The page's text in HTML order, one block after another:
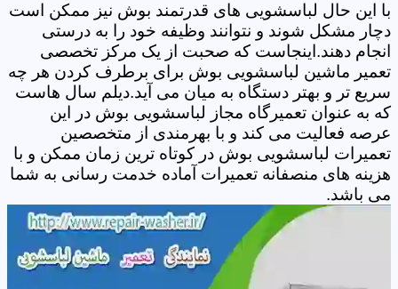
با این حال لباسشویی های قدرتمند بوش نیز ممکن است
دچار مشکل شوند و نتوانند وظیفه خود را به درستی
انجام دهند.اینجاست که صحبت از یک مرکز تخصصی
تعمیر ماشین لباسشویی بوش برای برطرف کردن هر چه
سریع تر و بهتر دستگاه به میان می آید.دیلم سال هاست
که به عنوان تعمیرگاه مجاز لباسشویی بوش در این
عرصه فعالیت می کند و با بهرمندی از متخصصین
تعمیرات لباسشویی بوش در کوتاه ترین زمان ممکن و با
هزینه های منصفانه تعمیرات آماده خدمت رسانی به شما
می باشد.